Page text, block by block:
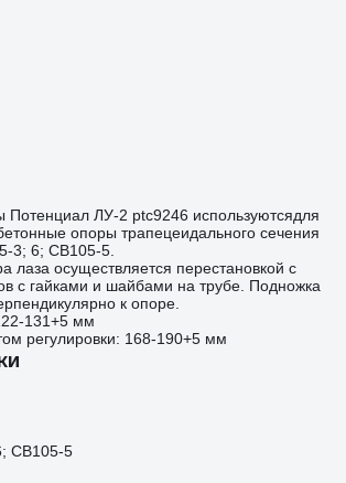
Потенциал ЛУ-2 ptc9246 используютсядля
опоры трапецеидального сечения
3; 6; СВ105-5.
лаза осуществляется перестановкой с
с гайками и шайбами на трубе. Подножка
к опоре.
131+5 мм
регулировки: 168-190+5 мм
СВ105-5